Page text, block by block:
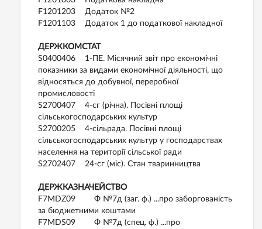
F1201203 Додаток №2
F1201103 Додаток 1 до податкової накладної
ДЕРЖКОМСТАТ
S0400406 1-ПЕ. Місячний звіт про економічні
показники за видами економічної діяльності, що
відносяться до добувної, переробної
промисловості
S2700407 4-сг (річна). Посівні площі
сільськогосподарських культур
S2700205 4-сільрада. Посівні площі
сільськогосподарських культур у господарствах
населення на території сільської ради
S2702407 24-сг (міс). Стан тваринництва
ДЕРЖКАЗНАЧЕЙСТВО
F7MDZ09 Ф №7д (заг. ф.) ...про заборгованість
за бюджетними коштами
F7MDS09 Ф №7д (спец. ф.) ...про